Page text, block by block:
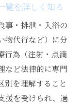
覧を詳しく知る
事・排泄・入浴の
物代行など）に分
行為（注射・点滴
など法律的に専門
別を理解すること
援を受けられ、過